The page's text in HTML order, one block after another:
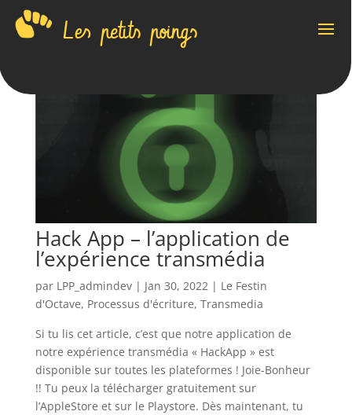
Les petits poings
Hack App – l’application de
l’expérience transmédia
par LPP_admindev| Jan 30, 2022| Le Festin
d'Octave, Processus d'écriture, Transmedia
Si tu lis cet article, c’est que notre application de
notre expérience transmédia « HackApp » est
disponible sur toutes les plateformes ! Joie-Bonheur
!! Tu peux la télécharger gratuitement sur
l’AppleStore et sur le Playstore. Dès maintenant, tu